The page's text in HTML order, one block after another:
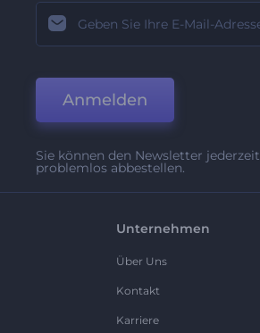
Anmelden
Sie können den Newsletter jederzeit
problemlos abbestellen.
Unternehmen
Über Uns
Kontakt
Karriere